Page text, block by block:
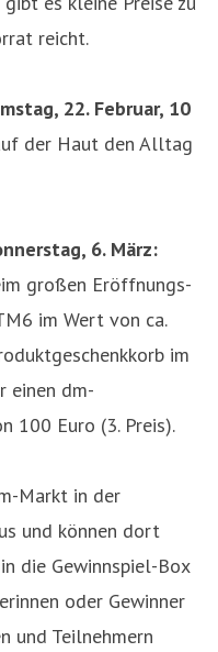
reicht.
22. Februar, 10
der Haut den Alltag
6. März:
großen Eröffnungs-
im Wert von ca.
im
einen dm-
100 Euro (3. Preis).
Markt in der
und können dort
die Gewinnspiel-Box
oder Gewinner
und Teilnehmern